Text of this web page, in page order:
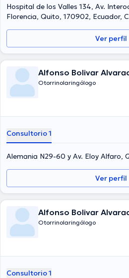
Hospital de los Valles 134, Av.
Florencia, Quito, 170902, Ecuador,
Ver perfil
Alfonso Bolivar
Otorrinolaringólogo
Consultorio 1
Alemania N29-60 y Av. Eloy Alfaro,
Ver perfil
Alfonso Bolivar
Otorrinolaringólogo
Consultorio 1